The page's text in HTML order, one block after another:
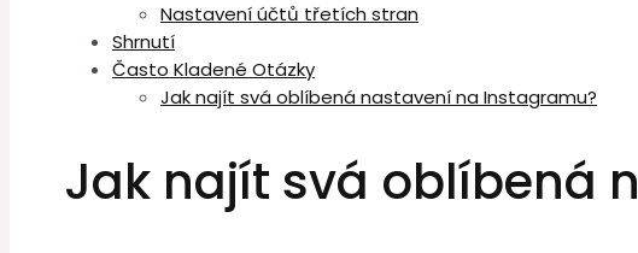
Nastavení účtů třetích stran
Shrnutí
Často Kladené Otázky
Jak najít svá oblíbená nastavení na Instagramu?
Jak najít svá oblíbená